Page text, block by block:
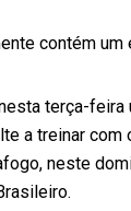
contém
terça-feira
a treinar
neste